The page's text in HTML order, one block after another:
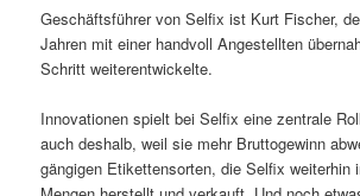
Geschäftsführer von Selfix ist Kurt Fischer,
Jahren mit einer handvoll Angestellten
Schritt weiterentwickelte.
Innovationen spielt bei Selfix eine zentrale
auch deshalb, weil sie mehr Bruttogewinn
gängigen Etikettensorten, die Selfix weiterhin